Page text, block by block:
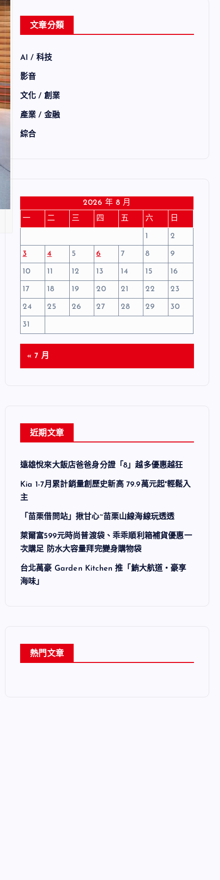
文章分類
AI / 科技
影音
文化 / 創業
產業 / 金融
綜合
2026 年 8 月
一
二 三 四 五 六 日
1 2
3 4 5 6 7 8 9
10 11 12 13 14 15 16
17 18 19 20 21 22 23
24 25 26 27 28 29 30
31
« 7 月
近期文章
遠雄悅來大飯店爸爸身分證「8」越多優惠越狂
Kia 1-7月累計銷量創歷史新高 79.9萬元起*輕鬆入
主
「苗栗借問站」揪甘心~苗栗山線海線玩透透
萊爾富599元時尚普渡袋、乖乖順利箱補貨優惠一
次購足 防水大容量拜完變身購物袋
台北萬豪 Garden Kitchen 推「鮪大航道・豪享
海味」
熱門文章